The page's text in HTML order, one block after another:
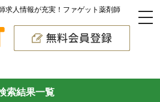
求人情報が充実！ファゲット薬剤師
索結果一覧